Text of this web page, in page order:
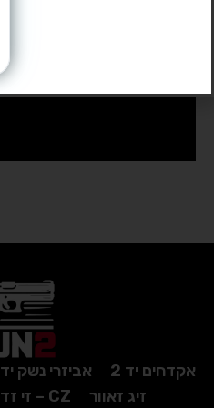
אקדחים יד 2 אביזרי נשק יד 2
זיג זאוור
CZ – זי זד